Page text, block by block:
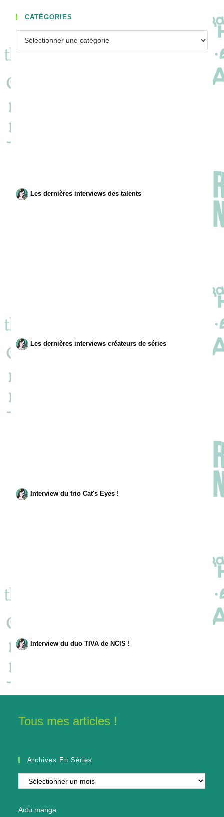
CATÉGORIES
Les dernières interviews des talents
Les dernières interviews créateurs de séries
Interview du trio Cat's Eyes !
Interview du duo TIVA de NCIS !
Tous mes articles !
Archives En Séries
Archives
en
Actu manga